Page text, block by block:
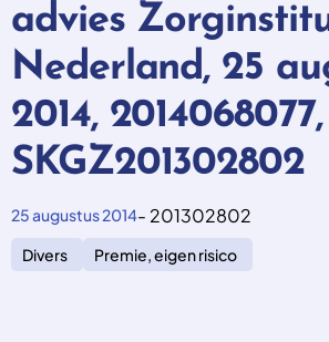
Onderwerpen
Zorgverzekering afsluiten
Zorgverzekering betalen
Vergoeding van zorg
Zorg in het buitenland
Nieuw in Nederland
Geen zorgverzekering
Focus en impact
Uitspraken
Trainingen
Over SKGZ
Nieuws
advies
Nederland, 25
2014, 2014068077,
SKGZ201302802
25 augustus 2014- 201302802
Divers Premie, eigen risico